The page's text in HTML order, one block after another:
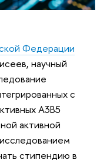
Федерации
научный
с
А3В5
активной
стипендию в